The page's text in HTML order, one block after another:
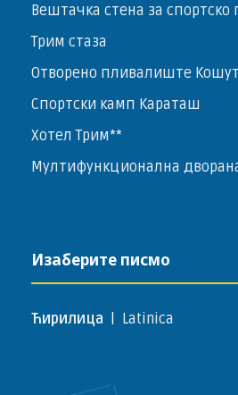
Вештачка стена за
Трим стаза
Отворено пливалиште
Спортски камп Караташ
Хотел Трим**
Мултифункционална
Изаберите писмо
Ћирилица Latinica